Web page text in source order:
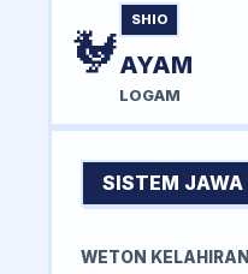
🐓
SHIO
AYAM
LOGAM
SISTEM JAWA
WETON KELAHIRAN